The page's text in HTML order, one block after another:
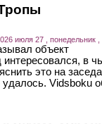
июля 27 , понедельник ,
объект
в
это на
удалось. Vidsboku